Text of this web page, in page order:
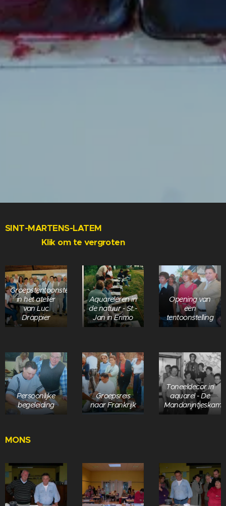
SINT-MARTENS-LATEM
Klik om te vergroten
Groepstentoonstelling
in het atelier
van Luc
Drappier
Aquareleren in
de natuur - St.-
Jan in Erimo
Opening van
een
tentoonstelling
Persoonlijke
begeleiding
Groepsreis
naar Frankrijk
Toneeldecor in
aquarel - De
MONS